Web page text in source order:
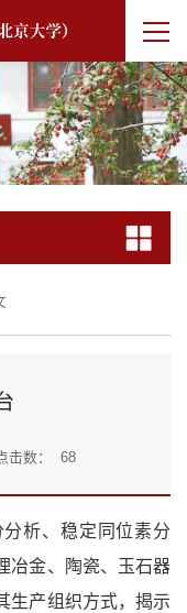
击数： 68
析、稳定同位素分
冶金、陶瓷、玉石器
生产组织方式，揭示